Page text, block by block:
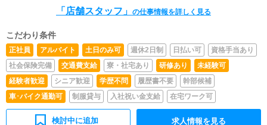
「店舗スタッフ」 の仕事情報を詳しく見る
こだわり条件
正社員 アルバイト 土日のみ可 週休2日制 日払い可
資格手当あり
社会保険完備
交通費支給 寮・社宅あり 研修あり
未経験可
経験者歓迎
シニア歓迎 学歴不問 履歴書不要
幹部候補
車･バイク通勤可
制服貸与 入社祝い金支給 在宅ワーク可
検討中に追加 求人情報を見る